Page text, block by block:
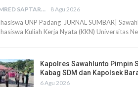
PEMRED SAPTARIUS 8 Agu 2026
UNP Padang JURNAL SUMBAR|
Kuliah Kerja Nyata (KKN) Universitas
Kapolres Sawahlunto Pimpin
Kabag SDM dan Kapolsek
6 Agu 2026